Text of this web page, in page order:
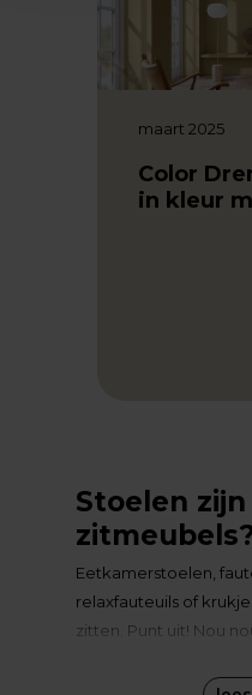
maart 2025
Color
in kleur
Stoelen
Eetkamerstoelen,
relaxfauteuils of
zitten. Punt uit! Nou
zitmeubel. En daar